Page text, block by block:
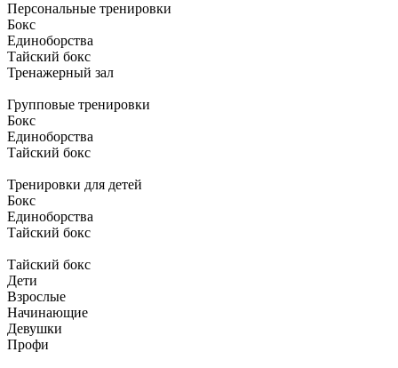
Персональные тренировки
Бокс
Единоборства
Тайский бокс
Тренажерный зал
Групповые тренировки
Бокс
Единоборства
Тайский бокс
Тренировки для детей
Бокс
Единоборства
Тайский бокс
Тайский бокс
Дети
Взрослые
Начинающие
Девушки
Профи